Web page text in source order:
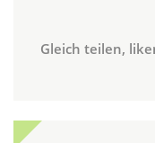
Gleich teilen,